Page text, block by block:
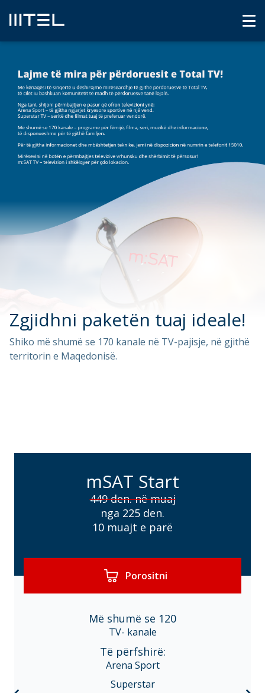
Zgjidhni paketën tuaj ideale!
Shiko më shumë se 170 kanale në TV-pajisje, në gjithë
territorin e Maqedonisë.
mSAT Start
449 den. në muaj
nga 225 den.
10 muajt e parë
Porositni
Më shumë se 120
TV- kanale
Të përfshirë:
Arena Sport
Superstar